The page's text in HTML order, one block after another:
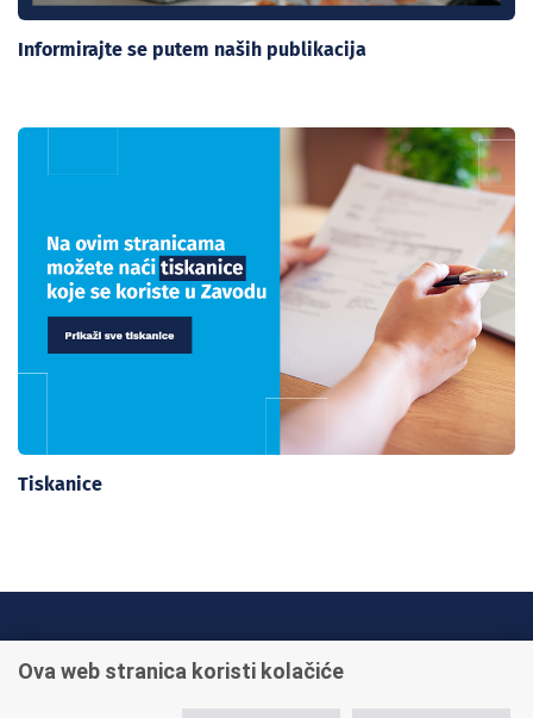
Informirajte se putem naših publikacija
Tiskanice
+385 1 45 95 011
Ova web stranica koristi kolačiće